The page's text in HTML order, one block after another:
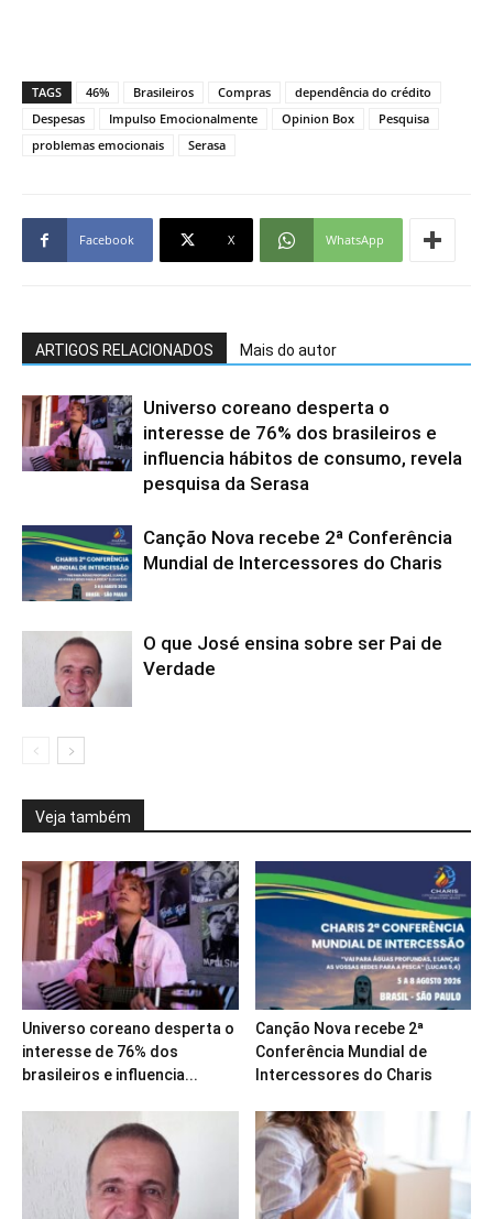
TAGS 46% Brasileiros Compras
dependência do crédito
Despesas
Impulso Emocionalmente Opinion Box
Pesquisa
problemas emocionais
Serasa
Facebook X WhatsApp
ARTIGOS RELACIONADOS Mais do autor
Universo coreano desperta o
interesse de 76% dos brasileiros e
influencia hábitos de consumo, revela
pesquisa da Serasa
Canção Nova recebe 2ª Conferência
Mundial de Intercessores do Charis
O que José ensina sobre ser Pai de
Verdade
Veja também
Universo coreano desperta o
interesse de 76% dos
brasileiros e influencia...
Canção Nova recebe 2ª
Conferência Mundial de
Intercessores do Charis